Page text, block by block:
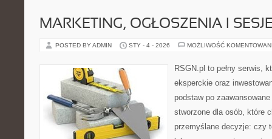
MARKETING, OGŁOSZENIA I
POSTED BY ADMIN STY - 4 - 2026 MOŻLIWOŚĆ
RSGN.pl to pełny serwis,
eksperckie oraz
podstaw po
stworzone dla osób, które
przemyślane decyzje: czy